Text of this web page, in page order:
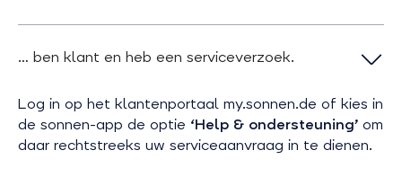
… ben klant en heb een serviceverzoek.
Log in op het klantenportaal my.sonnen.de of kies in
de sonnen-app de optie ‘Help & ondersteuning’ om
daar rechtstreeks uw serviceaanvraag in te dienen.